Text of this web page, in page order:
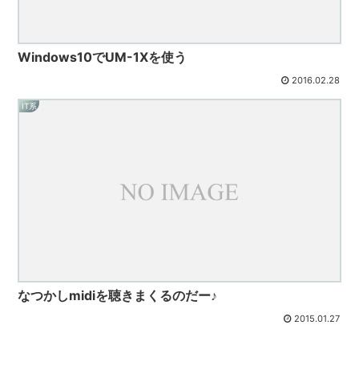
Windows10でUM-1Xを使う
2016.02.28
IT系
なつかしmidiを聴きまくるのだー♪
2015.01.27